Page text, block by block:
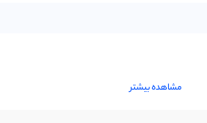
مشاهده بیشتر